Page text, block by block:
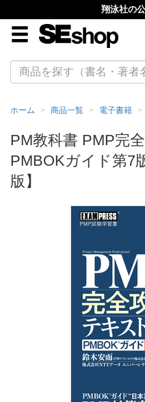
翔泳社の
ホーム 商品一覧 電子書籍
PM教科書 PMP完
PMBOKガイド第7
版】